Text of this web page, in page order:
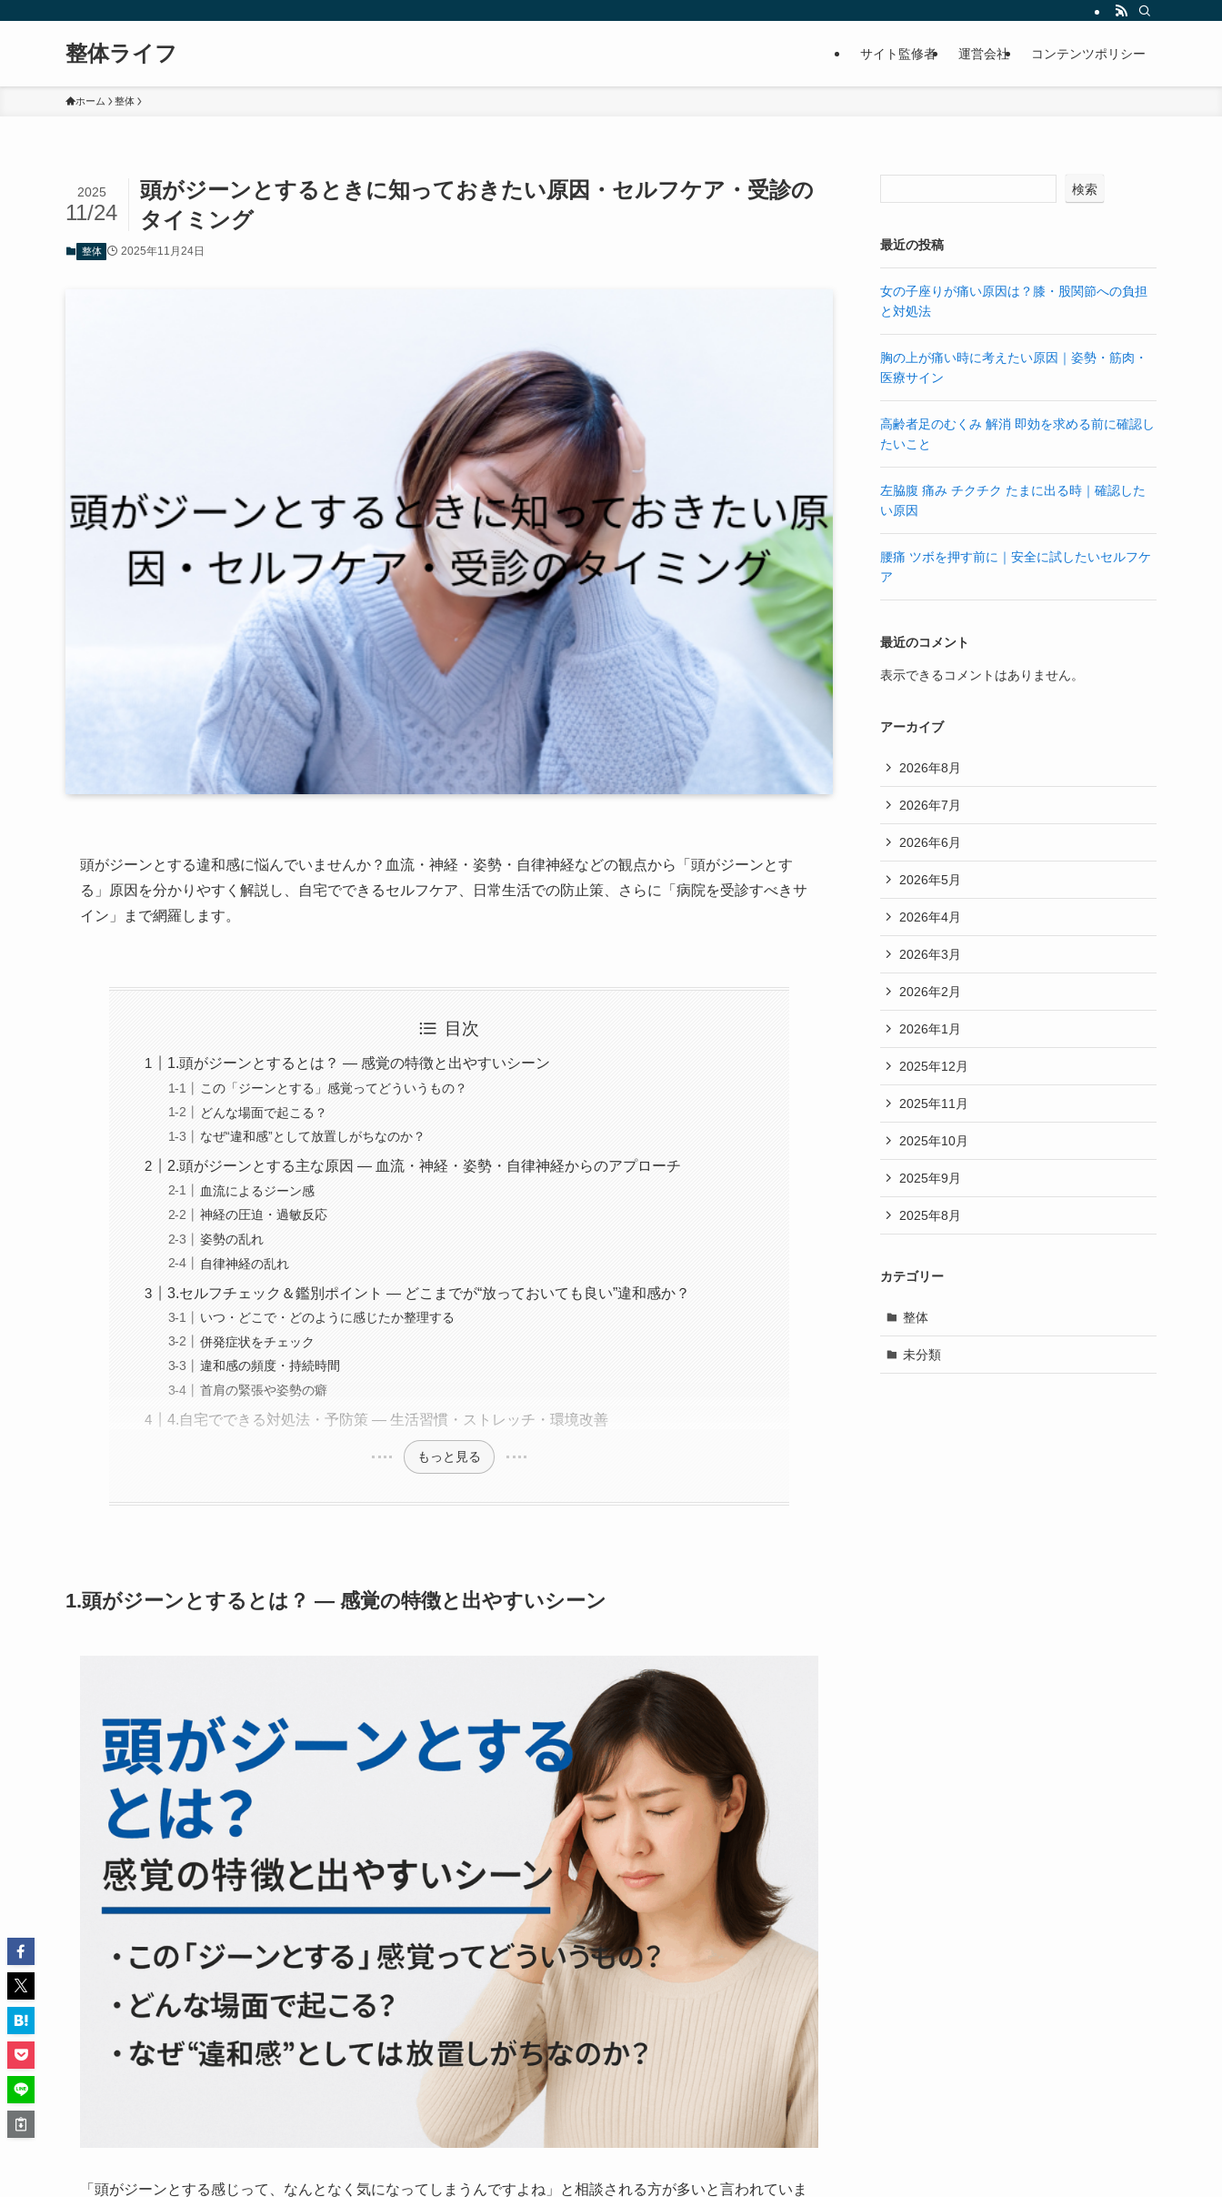
整体ライフ サイト監修者 運営会社 コンテンツポリシー
ホーム 整体
頭がジーンとするときに知っておきたい原因・セルフケア・受診の
タイミング
2025
11/24
整体 2025年11月24日
頭がジーンとする違和感に悩んでいませんか？血流・神経・姿勢・自律神経などの観点から「頭がジーンとす
る」原因を分かりやすく解説し、自宅でできるセルフケア、日常生活での防止策、さらに「病院を受診すべきサ
イン」まで網羅します。
目次
1.頭がジーンとするとは？ ― 感覚の特徴と出やすいシーン
この「ジーンとする」感覚ってどういうもの？
どんな場面で起こる？
なぜ“違和感”として放置しがちなのか？
2.頭がジーンとする主な原因 ― 血流・神経・姿勢・自律神経からのアプローチ
血流によるジーン感
神経の圧迫・過敏反応
姿勢の乱れ
自律神経の乱れ
3.セルフチェック＆鑑別ポイント ― どこまでが“放っておいても良い”違和感か？
いつ・どこで・どのように感じたか整理する
併発症状をチェック
違和感の頻度・持続時間
首肩の緊張や姿勢の癖
4.自宅でできる対処法・予防策 ― 生活習慣・ストレッチ・環境改善
もっと見る
1.頭がジーンとするとは？ ― 感覚の特徴と出やすいシーン
「頭がジーンとする感じって、なんとなく気になってしまうんですよね」と相談される方が多いと言われていま
検索
最近の投稿
女の子座りが痛い原因は？膝・股関節への負担
と対処法
胸の上が痛い時に考えたい原因｜姿勢・筋肉・
医療サイン
高齢者足のむくみ 解消 即効を求める前に確認し
たいこと
左脇腹 痛み チクチク たまに出る時｜確認した
い原因
腰痛 ツボを押す前に｜安全に試したいセルフケ
ア
最近のコメント
表示できるコメントはありません。
アーカイブ
2026年8月
2026年7月
2026年6月
2026年5月
2026年4月
2026年3月
2026年2月
2026年1月
2025年12月
2025年11月
2025年10月
2025年9月
2025年8月
カテゴリー
整体
未分類